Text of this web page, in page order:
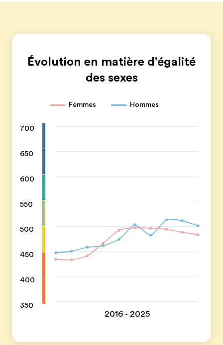
Évolution en matière d'égalité
des sexes
Femmes Hommes
700
650
600
550
500
450
400
350
2016 - 2025